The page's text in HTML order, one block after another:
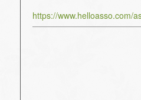
https://www.helloasso.com/